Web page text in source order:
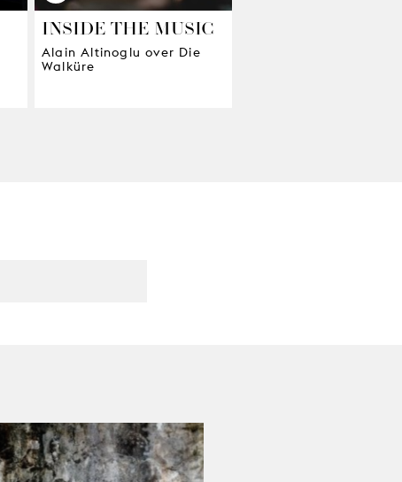
INSIDE THE MUSIC
Alain Altinoglu over Die
Walküre